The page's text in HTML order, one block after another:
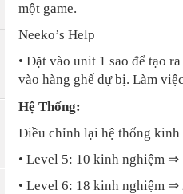
một game.
Neeko’s Help
• Đặt vào unit 1 sao để tạo
vào hàng ghế dự bị. Làm
Hệ Thống:
Điều chỉnh lại hệ thống kinh
• Level 5: 10 kinh nghiệm ⇒
• Level 6: 18 kinh nghiệm ⇒